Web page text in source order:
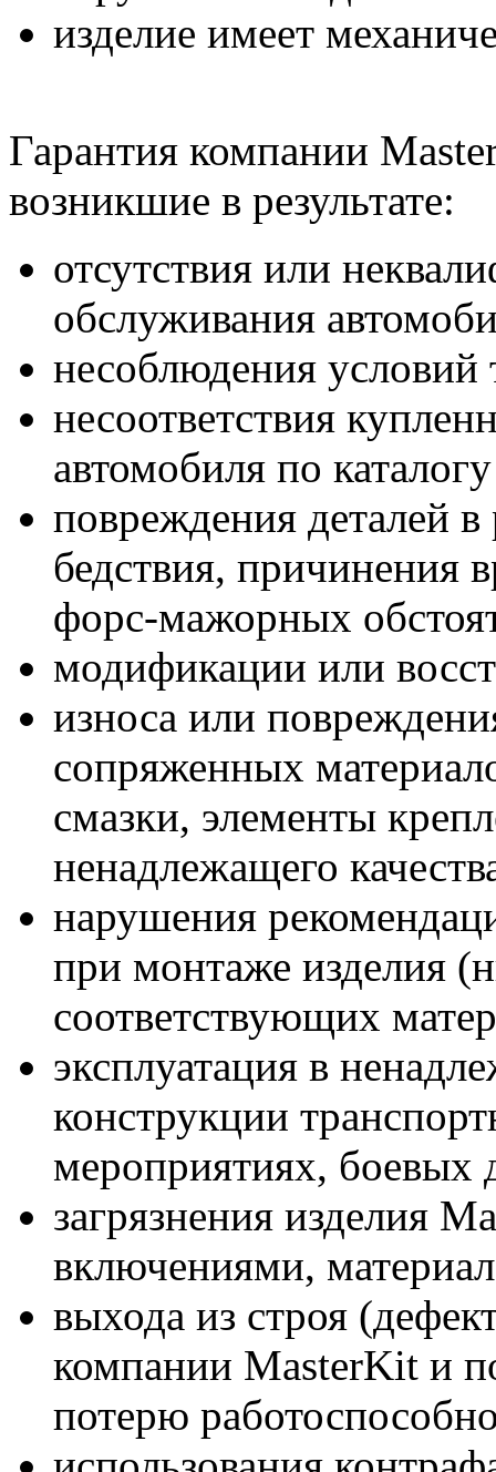
изделие имеет
Гарантия компании
возникшие в результате:
отсутствия или
обслуживания
несоблюдения условий
несоответствия
автомобиля по
повреждения деталей в
бедствия, причинения
форс-мажорных
модификации или
износа или
сопряженных
смазки, элементы
ненадлежащего
нарушения
при монтаже изделия
соответствующих
эксплуатация в
конструкции
мероприятиях, боевых
загрязнения изделия
включениями,
выхода из строя
компании MasterKit и
потерю